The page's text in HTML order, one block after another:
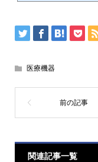
医療機器
関連記事一覧